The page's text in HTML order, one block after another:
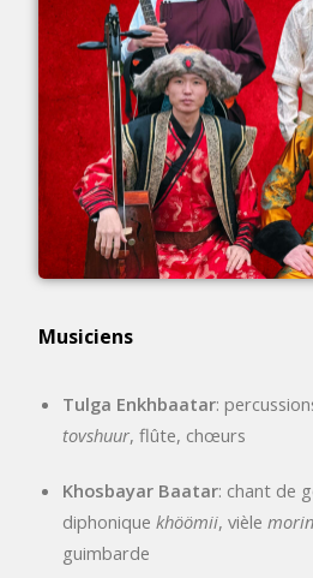
Musiciens
Tulga Enkhbaatar:
tovshuur, flûte, chœurs
Khosbayar Baatar: chant de
diphoniquekhöömii, vièle
guimbarde